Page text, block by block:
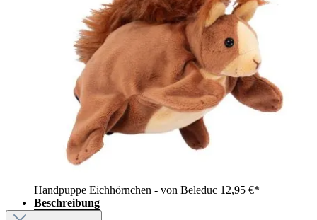
Handpuppe Eichhörnchen - von Beleduc 12,95 €*
Beschreibung